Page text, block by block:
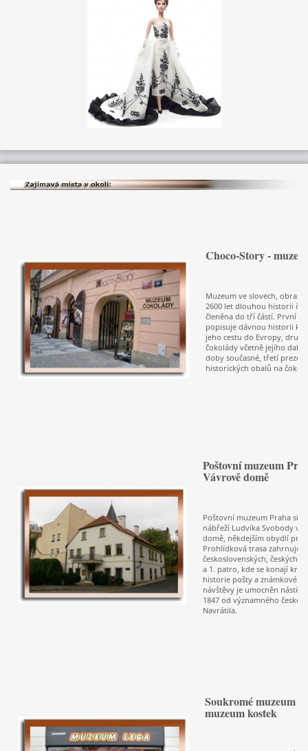
Choco-Story -
Muzeum ve slovech,
2600 let dlouhou historii
členěna do tří částí. První je
popisuje dávnou historii
jeho cestu do Evropy,
čokolády včetně jejího
doby současné, třetí
historických obalů na
Poštovní muzeum
Vávrově domě
Poštovní muzeum Praha
nábřeží Ludvíka Svobody v
domě, někdejším obydlí
Prohlídková trasa zahrnuje
československých, českých i
a 1. patro, kde se konají
historie pošty a známkové
návštěvy je umocněn
1847 od významného
Navrátila.
Soukromé muzeum
muzeum kostek